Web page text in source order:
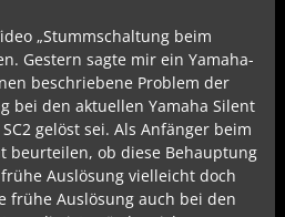
„Stummschaltung beim
Gestern sagte mir ein Yamaha-
beschriebene Problem der
bei den aktuellen Yamaha Silent
gelöst sei. Als Anfänger beim
beurteilen, ob diese Behauptung
Auslösung vielleicht doch
frühe Auslösung auch bei den